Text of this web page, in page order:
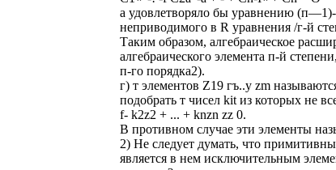
а удовлетворяло бы уравнению
неприводимого в R уравнения /г-й
Таким образом, алгебраическое
алгебраического элемента п-й
п-го порядка2).
г) т элементов Z19 гъ..у zm
подобрать т чисел kit из которых не
f- k2z2 + ... + knzn zz 0.
В противном случае эти элементы
2) Не следует думать, что
является в нем исключительным